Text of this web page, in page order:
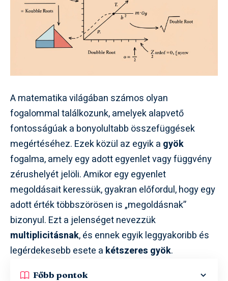
A matematika világában számos olyan
fogalommal találkozunk, amelyek alapvető
fontosságúak a bonyolultabb összefüggések
megértéséhez. Ezek közül az egyik a gyök
fogalma, amely egy adott egyenlet vagy függvény
zérushelyét jelöli. Amikor egy egyenlet
megoldásait keressük, gyakran előfordul, hogy egy
adott érték többszörösen is „megoldásnak”
bizonyul. Ezt a jelenséget nevezzük
multiplicitásnak, és ennek egyik leggyakoribb és
legérdekesebb esete a kétszeres gyök.
Főbb pontok